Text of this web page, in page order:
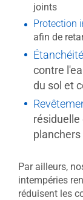
joints
Protection
afin de
Étanchéité
contre
du sol et
Par ailleurs,
intempéries
réduisent les